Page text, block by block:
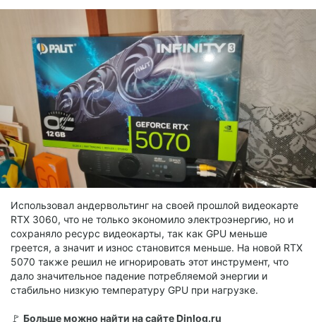
Использовал андервольтинг на своей прошлой видеокарте
RTX 3060, что не только экономило электроэнергию, но и
сохраняло ресурс видеокарты, так как GPU меньше
греется, а значит и износ становится меньше. На новой RTX
5070 также решил не игнорировать этот инструмент, что
дало значительное падение потребляемой энергии и
стабильно низкую температуру GPU при нагрузке.
🚩 Больше можно найти на сайте Dinlog.ru